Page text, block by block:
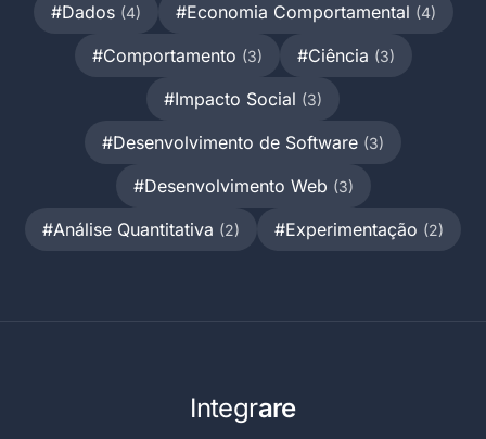
#Dados (4) #Economia Comportamental (4)
#Comportamento (3) #Ciência (3)
#Impacto Social (3)
#Desenvolvimento de Software (3)
#Desenvolvimento Web (3)
#Análise Quantitativa (2) #Experimentação (2)
Integrare